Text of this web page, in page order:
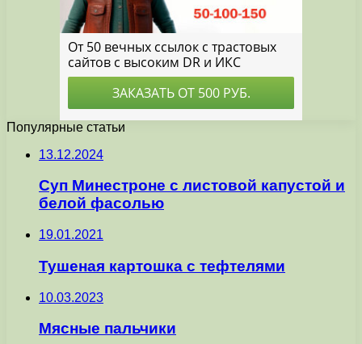
Популярные статьи
13.12.2024
Суп Минестроне с листовой капустой и
белой фасолью
19.01.2021
Тушеная картошка с тефтелями
10.03.2023
Мясные пальчики